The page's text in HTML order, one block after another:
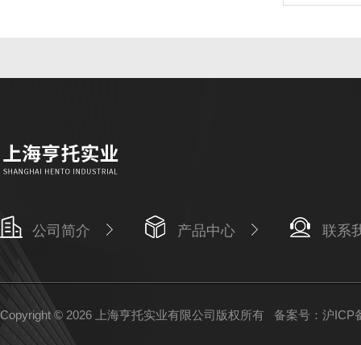
公司简介 产品中心 联系
Copyright © 2026 上海亨托实业有限公司版权所有 备案号：沪ICP